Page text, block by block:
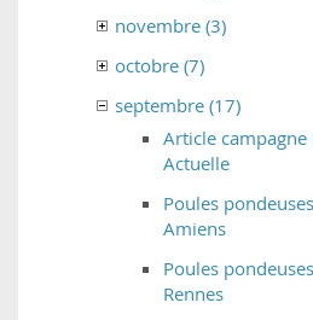
novembre (3)
octobre (7)
septembre (17)
Article
Actuelle
Poules
Amiens
Poules
Rennes